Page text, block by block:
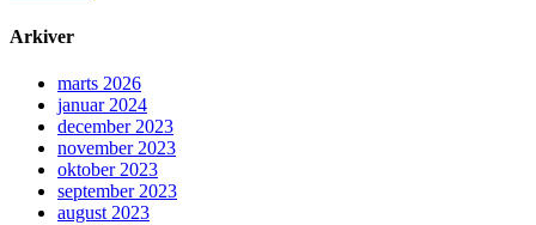
Arkiver
marts 2026
januar 2024
december 2023
november 2023
oktober 2023
september 2023
august 2023